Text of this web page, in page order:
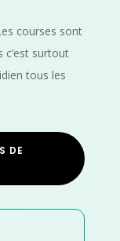
courses sont
c’est surtout
tous les
DE